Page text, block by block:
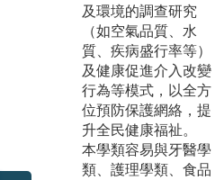
及環境的調查研究
（如空氣品質、水
質、疾病盛行率等）
及健康促進介入改變
行為等模式，以全方
位預防保護網絡，提
升全民健康福祉。
本學類容易與牙醫學
類、護理學類、食品